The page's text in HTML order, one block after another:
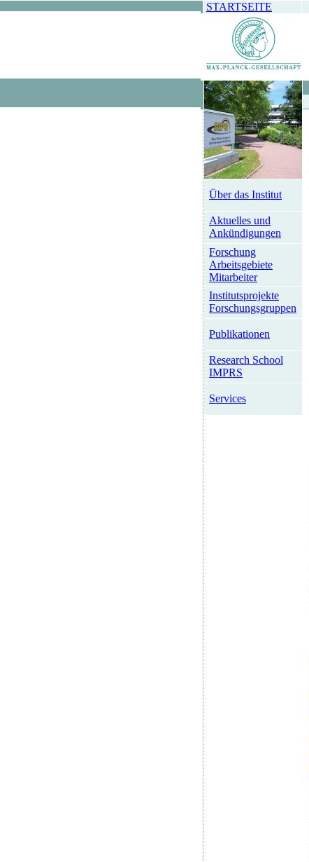
STARTSEITE
Über das Institut
Aktuelles und
Ankündigungen
Forschung
Arbeitsgebiete
Mitarbeiter
Institutsprojekte
Forschungsgruppen
Publikationen
Research School
IMPRS
Services